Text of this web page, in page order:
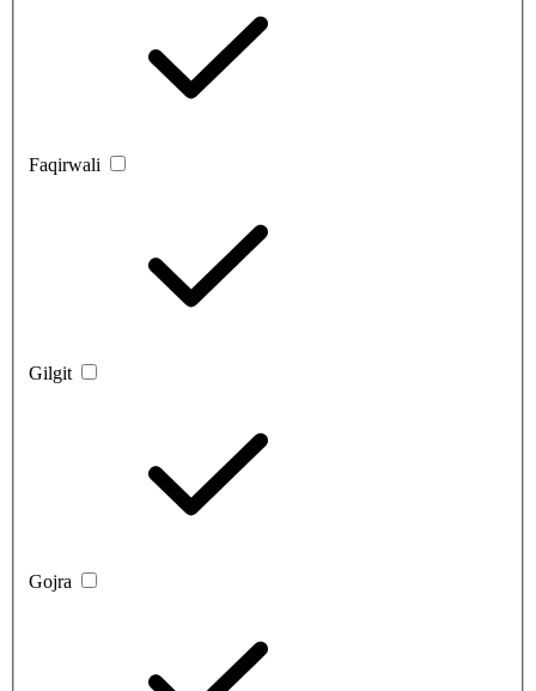
Faqirwali
Gilgit
Gojra